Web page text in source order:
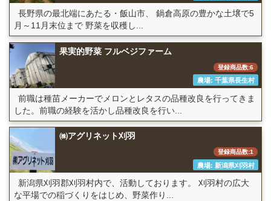
長野県の最北端にあたる・飯山市、 鍋倉高原の豊かな土壌で5
月～11月末位まで 野菜を収穫し...
果実的野菜 フルベジファーム
登録商品数:6
農場: 千葉県長生村
前職は種苗メーカーでメロンとレタスの品種改良を行ってきま
した。前職の経験を活かし品種改良を行い...
㈱アグリネット刈羽
登録商品数:1
農場: 新潟県刈羽村
新潟県刈羽郡刈羽村内で、活動しております。 刈羽村の広大
な平場での稲づくりをはじめ、野菜作り...